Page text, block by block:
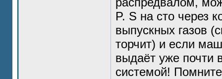
P. S на сто через
выпускных газов
торчит) и если
выдаёт уже почти
системой!